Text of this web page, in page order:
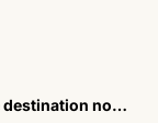
Tendências de 2026: mini weddings e destination no interior